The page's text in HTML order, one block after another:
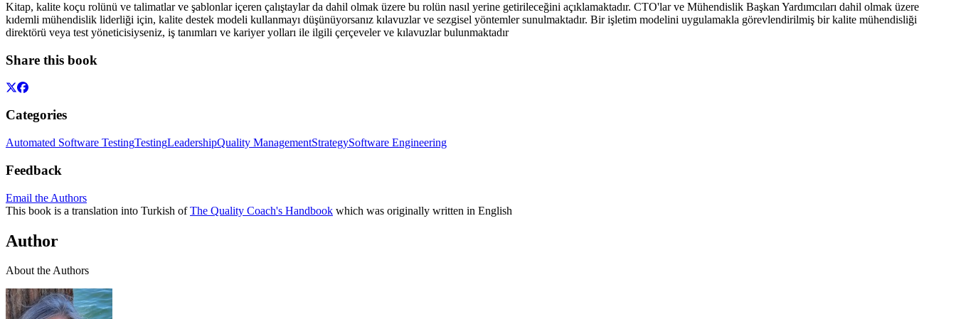
Kitap, kalite koçu rolünü ve talimatlar ve şablonlar içeren çalıştaylar da dahil olmak üzere bu rolün nasıl yerine getirileceğini açıklamaktadır. CTO'lar ve Mühendislik Başkan Yardımcıları dahil olmak üzere
kıdemli mühendislik liderliği için, kalite destek modeli kullanmayı düşünüyorsanız kılavuzlar ve sezgisel yöntemler sunulmaktadır. Bir işletim modelini uygulamakla görevlendirilmiş bir kalite mühendisliği
direktörü veya test yöneticisiyseniz, iş tanımları ve kariyer yolları ile ilgili çerçeveler ve kılavuzlar bulunmaktadır
Share this book
Categories
Automated Software TestingTestingLeadershipQuality ManagementStrategySoftware Engineering
Feedback
Email the Authors
This book is a translation into Turkish ofThe Quality Coach's Handbook which was originally written in English
Author
About the Authors